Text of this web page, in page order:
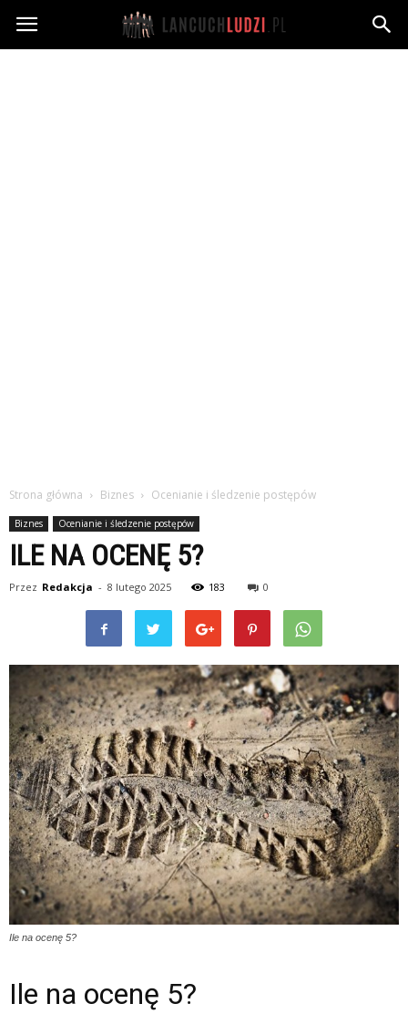
Lancuchludzi.pl
Strona główna Biznes Ocenianie i śledzenie postępów
Biznes Ocenianie i śledzenie postępów
ILE NA OCENĘ 5?
Przez Redakcja - 8 lutego 2025 183 0
Ile na ocenę 5?
Ile na ocenę 5?